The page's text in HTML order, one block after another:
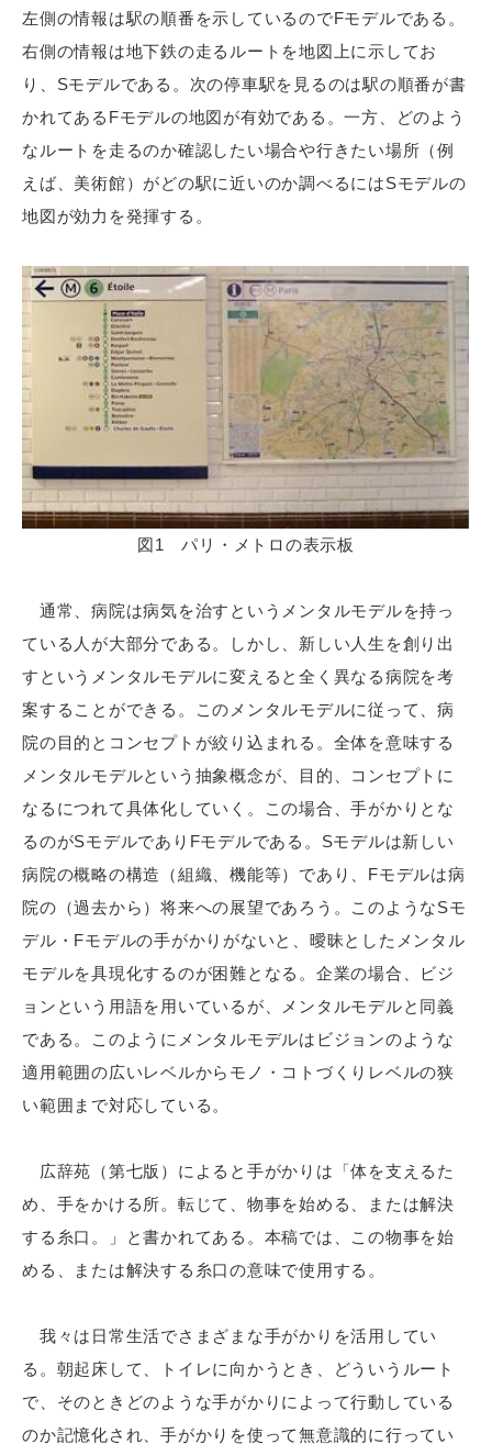
左側の情報は駅の順番を示しているのでFモデルである。
右側の情報は地下鉄の走るルートを地図上に示してお
り、Sモデルである。次の停車駅を見るのは駅の順番が書
かれてあるFモデルの地図が有効である。一方、どのよう
なルートを走るのか確認したい場合や行きたい場所（例
えば、美術館）がどの駅に近いのか調べるにはSモデルの
地図が効力を発揮する。
図1 パリ・メトロの表示板
通常、病院は病気を治すというメンタルモデルを持っ
ている人が大部分である。しかし、新しい人生を創り出
すというメンタルモデルに変えると全く異なる病院を考
案することができる。このメンタルモデルに従って、病
院の目的とコンセプトが絞り込まれる。全体を意味する
メンタルモデルという抽象概念が、目的、コンセプトに
なるにつれて具体化していく。この場合、手がかりとな
るのがSモデルでありFモデルである。Sモデルは新しい
病院の概略の構造（組織、機能等）であり、Fモデルは病
院の（過去から）将来への展望であろう。このようなSモ
デル・Fモデルの手がかりがないと、曖昧としたメンタル
モデルを具現化するのが困難となる。企業の場合、ビジ
ョンという用語を用いているが、メンタルモデルと同義
である。このようにメンタルモデルはビジョンのような
適用範囲の広いレベルからモノ・コトづくりレベルの狭
い範囲まで対応している。
広辞苑（第七版）によると手がかりは「体を支えるた
め、手をかける所。転じて、物事を始める、または解決
する糸口。」と書かれてある。本稿では、この物事を始
める、または解決する糸口の意味で使用する。
我々は日常生活でさまざまな手がかりを活用してい
る。朝起床して、トイレに向かうとき、どういうルート
で、そのときどのような手がかりによって行動している
のか記憶化され、手がかりを使って無意識的に行ってい